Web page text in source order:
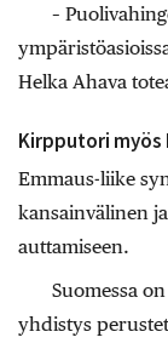
–
Helka Ahava
Kirpputori myös
Emmaus-liike
kansainvälinen
auttamiseen.
Suomessa
yhdistys